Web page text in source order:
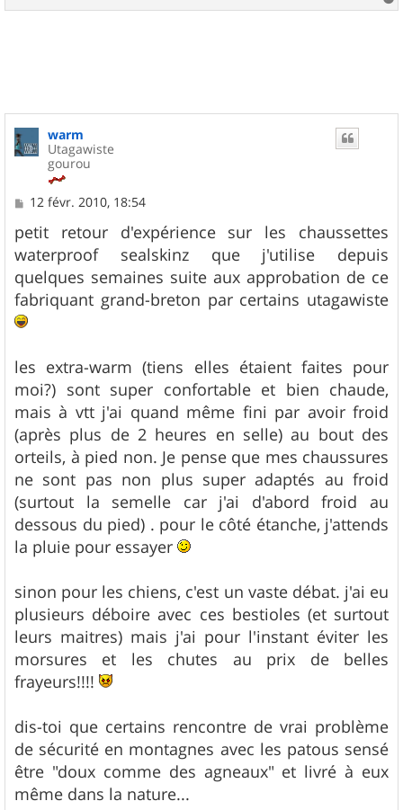
a
warm
Utagawiste
gourou
M
s
s
a
g
e
12 févr. 2010, 18:54
petit retour d'expérience sur les chaussettes
waterproof sealskinz que j'utilise depuis
quelques semaines suite aux approbation de ce
fabriquant grand-breton par certains utagawiste
les extra-warm (tiens elles étaient faites pour
moi?) sont super confortable et bien chaude,
mais à vtt j'ai quand même fini par avoir froid
(après plus de 2 heures en selle) au bout des
orteils, à pied non. Je pense que mes chaussures
ne sont pas non plus super adaptés au froid
(surtout la semelle car j'ai d'abord froid au
dessous du pied) . pour le côté étanche, j'attends
la pluie pour essayer
sinon pour les chiens, c'est un vaste débat. j'ai eu
plusieurs déboire avec ces bestioles (et surtout
leurs maitres) mais j'ai pour l'instant éviter les
morsures et les chutes au prix de belles
frayeurs!!!!
dis-toi que certains rencontre de vrai problème
de sécurité en montagnes avec les patous sensé
être "doux comme des agneaux" et livré à eux
même dans la nature...